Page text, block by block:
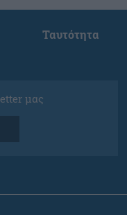
Ταυτότητα
μας